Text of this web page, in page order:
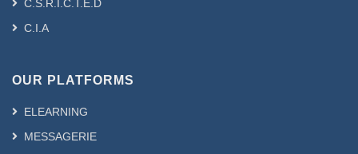
C.S.R.I.C.T.E.D
C.I.A
OUR PLATFORMS
ELEARNING
MESSAGERIE